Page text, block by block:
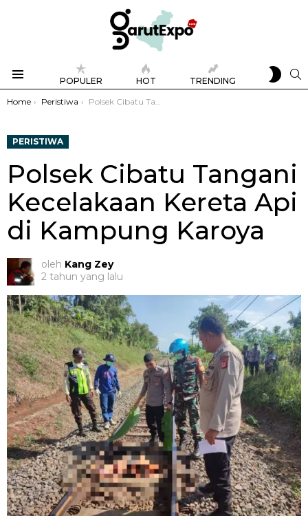
POPULER HOT TRENDING
SKIN
You are here:
Home Peristiwa Polsek Cibatu Tangani Kecelakaan Kereta Api di Kampung Karoya
PERISTIWA
Polsek Cibatu Tangani
Kecelakaan Kereta Api
di Kampung Karoya
oleh Kang Zey
2 tahun yang lalu